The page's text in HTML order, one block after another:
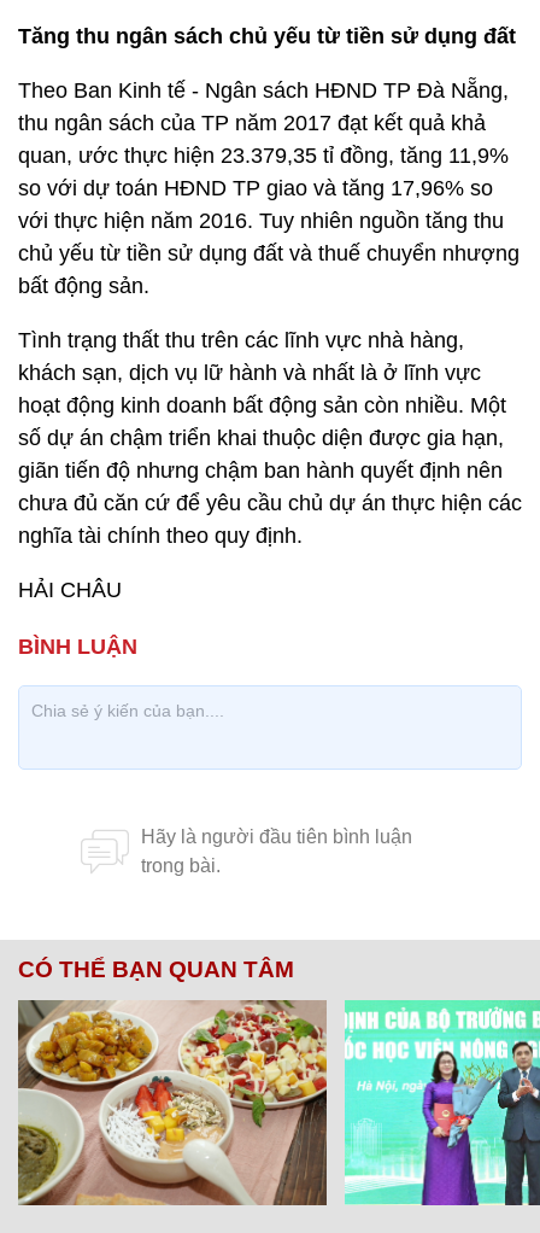
Tăng thu ngân sách chủ yếu từ tiền sử dụng đất
Theo Ban Kinh tế - Ngân sách HĐND TP Đà Nẵng,
thu ngân sách của TP năm 2017 đạt kết quả khả
quan, ước thực hiện 23.379,35 tỉ đồng, tăng 11,9%
so với dự toán HĐND TP giao và tăng 17,96% so
với thực hiện năm 2016. Tuy nhiên nguồn tăng thu
chủ yếu từ tiền sử dụng đất và thuế chuyển nhượng
bất động sản.
Tình trạng thất thu trên các lĩnh vực nhà hàng,
khách sạn, dịch vụ lữ hành và nhất là ở lĩnh vực
hoạt động kinh doanh bất động sản còn nhiều. Một
số dự án chậm triển khai thuộc diện được gia hạn,
giãn tiến độ nhưng chậm ban hành quyết định nên
chưa đủ căn cứ để yêu cầu chủ dự án thực hiện các
nghĩa tài chính theo quy định.
HẢI CHÂU
CÓ THỂ BẠN QUAN TÂM